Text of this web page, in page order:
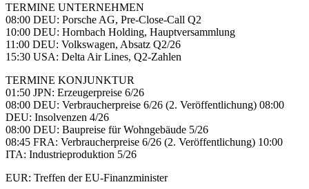
TERMINE UNTERNEHMEN
08:00 DEU: Porsche AG, Pre-Close-Call Q2
10:00 DEU: Hornbach Holding, Hauptversammlung
11:00 DEU: Volkswagen, Absatz Q2/26
15:30 USA: Delta Air Lines, Q2-Zahlen
TERMINE KONJUNKTUR
01:50 JPN: Erzeugerpreise 6/26
08:00 DEU: Verbraucherpreise 6/26 (2. Veröffentlichung) 08:00
DEU: Insolvenzen 4/26
08:00 DEU: Baupreise für Wohngebäude 5/26
08:45 FRA: Verbraucherpreise 6/26 (2. Veröffentlichung) 10:00
ITA: Industrieproduktion 5/26
EUR: Treffen der EU-Finanzminister